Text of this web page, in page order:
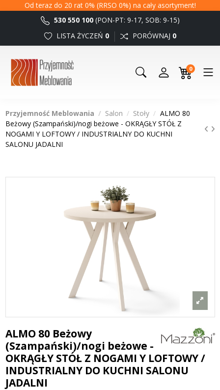
Od teraz do 20 rat 0% (RRSO 0%) na cały asortyment!
530 550 100 (PON-PT: 9-17, SOB: 9-15)
LISTA ŻYCZEŃ 0 PORÓWNAJ 0
0
Przyjemność Meblowania Salon Stoły
ALMO 80
Beżowy (Szampański)/nogi beżowe - OKRĄGŁY STÓŁ Z
NOGAMI Y LOFTOWY / INDUSTRIALNY DO KUCHNI
SALONU JADALNI
ALMO 80 Beżowy
(Szampański)/nogi beżowe -
OKRĄGŁY STÓŁ Z NOGAMI Y LOFTOWY /
INDUSTRIALNY DO KUCHNI SALONU
JADALNI